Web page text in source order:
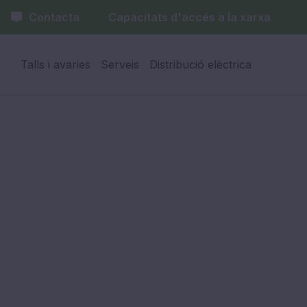
Contacta Capacitats d'accés a la xarxa
Talls i avaries Serveis Distribució elèctrica